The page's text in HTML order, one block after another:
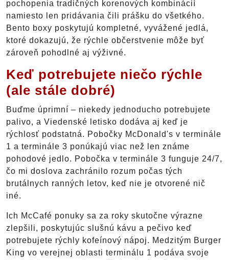
pochopenia tradičných korenových kombinácií
namiesto len pridávania čili prášku do všetkého.
Bento boxy poskytujú kompletné, vyvážené jedlá,
ktoré dokazujú, že rýchle občerstvenie môže byť
zároveň pohodlné aj výživné.
Keď potrebujete niečo rýchle
(ale stále dobré)
Buďme úprimní – niekedy jednoducho potrebujete
palivo, a Viedenské letisko dodáva aj keď je
rýchlosť podstatná. Pobočky McDonald's v terminále
1 a terminále 3 ponúkajú viac než len známe
pohodové jedlo. Pobočka v terminále 3 funguje 24/7,
čo mi doslova zachránilo rozum počas tých
brutálnych ranných letov, keď nie je otvorené nič
iné.
Ich McCafé ponuky sa za roky skutočne výrazne
zlepšili, poskytujúc slušnú kávu a pečivo keď
potrebujete rýchly kofeínový nápoj. Medzitým Burger
King vo verejnej oblasti terminálu 1 podáva svoje